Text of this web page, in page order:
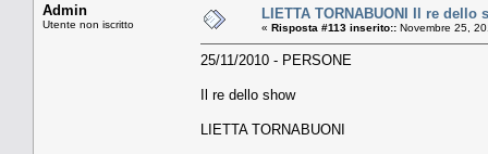
Admin
Utente non iscritto
LIETTA TORNABUONI Il re dello
« Risposta #113 inserito:: Novembre 25,
25/11/2010 - PERSONE
Il re dello show
LIETTA TORNABUONI